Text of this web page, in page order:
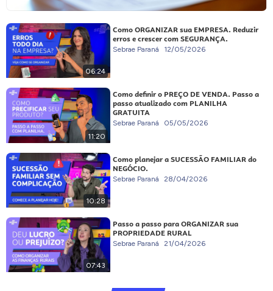
06:24
Como ORGANIZAR sua EMPRESA. Reduzir
erros e crescer com SEGURANÇA.
Sebrae Paraná 12/05/2026
11:20
Como definir o PREÇO DE VENDA. Passo a
passo atualizado com PLANILHA
GRATUITA
Sebrae Paraná 05/05/2026
10:28
Como planejar a SUCESSÃO FAMILIAR do
NEGÓCIO.
Sebrae Paraná 28/04/2026
07:43
Passo a passo para ORGANIZAR sua
PROPRIEDADE RURAL
Sebrae Paraná 21/04/2026